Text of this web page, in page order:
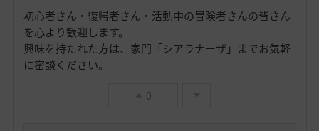
初心者さん・復帰者さん・活動中の冒険者さんの皆さん
を心より歓迎します。
興味を持たれた方は、家門「シアラナーザ」までお気軽
に密談ください。
0